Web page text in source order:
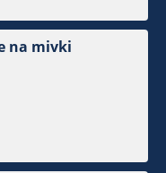
na mivki